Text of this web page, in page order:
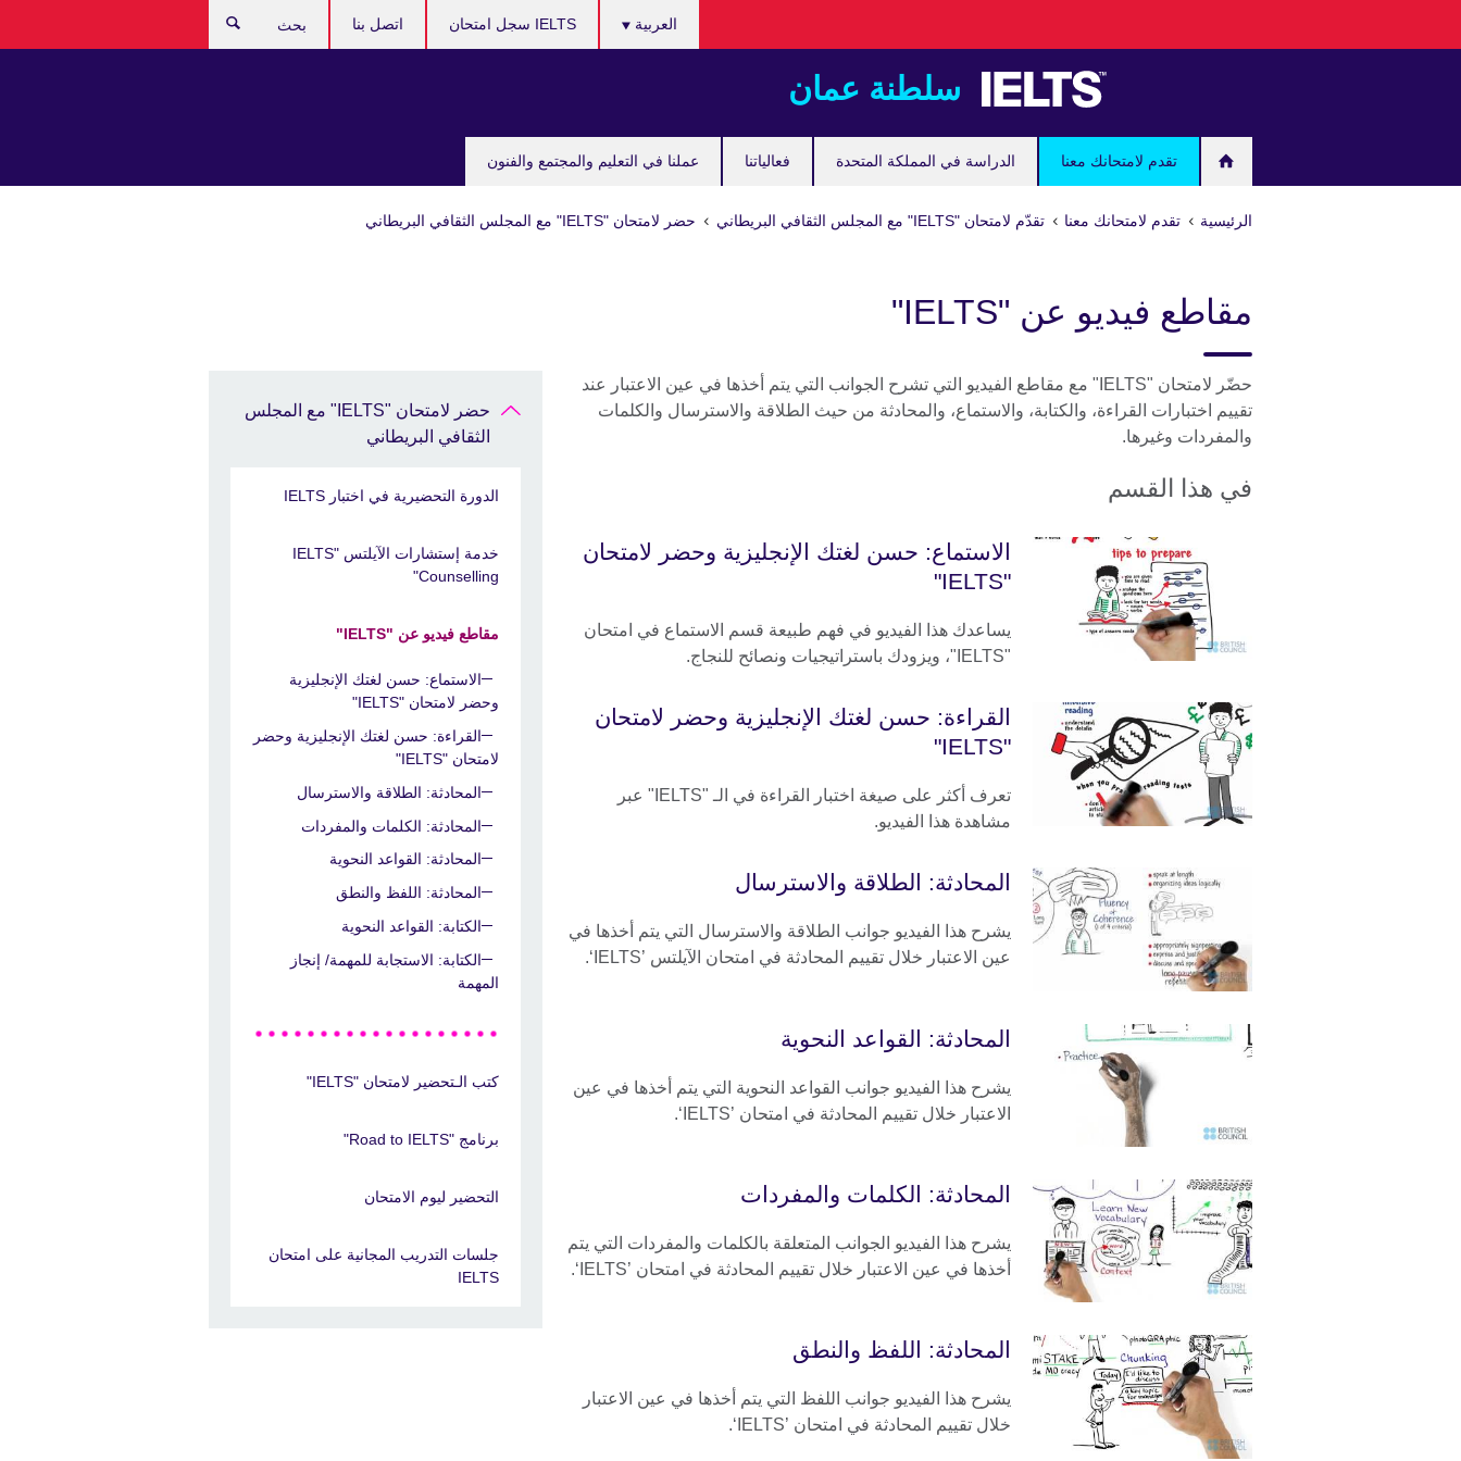
سلطنة عمان
تقدم لامتحانك معنا الدراسة في المملكة المتحدة فعالياتنا عملنا في التعليم والمجتمع والفنون
العربية IELTS سجل امتحان اتصل بنا
الرئيسية تقدم لامتحانك معنا تقدّم لامتحان "IELTS" مع المجلس الثقافي البريطاني حضر لامتحان "IELTS" مع المجلس الثقافي البريطاني
مقاطع فيديو عن "IELTS"
حضّر لامتحان "IELTS" مع مقاطع الفيديو التي تشرح الجوانب التي يتم أخذها في عين الاعتبار عند
تقييم اختبارات القراءة، والكتابة، والاستماع، والمحادثة من حيث الطلاقة والاسترسال والكلمات
والمفردات وغيرها.
في هذا القسم
الاستماع: حسن لغتك الإنجليزية وحضر لامتحان
"IELTS"
يساعدك هذا الفيديو في فهم طبيعة قسم الاستماع في امتحان
"IELTS"، ويزودك باستراتيجيات ونصائح للنجاج.
القراءة: حسن لغتك الإنجليزية وحضر لامتحان
"IELTS"
تعرف أكثر على صيغة اختبار القراءة في الـ "IELTS" عبر
مشاهدة هذا الفيديو.
المحادثة: الطلاقة والاسترسال
يشرح هذا الفيديو جوانب الطلاقة والاسترسال التي يتم أخذها في
عين الاعتبار خلال تقييم المحادثة في امتحان الآيلتس ’IELTS‘.
المحادثة: القواعد النحوية
يشرح هذا الفيديو جوانب القواعد النحوية التي يتم أخذها في عين
الاعتبار خلال تقييم المحادثة في امتحان ’IELTS‘.
المحادثة: الكلمات والمفردات
يشرح هذا الفيديو الجوانب المتعلقة بالكلمات والمفردات التي يتم
أخذها في عين الاعتبار خلال تقييم المحادثة في امتحان ’IELTS‘.
المحادثة: اللفظ والنطق
يشرح هذا الفيديو جوانب اللفظ التي يتم أخذها في عين الاعتبار
خلال تقييم المحادثة في امتحان ’IELTS‘.
حضر لامتحان "IELTS" مع المجلس
الثقافي البريطاني
الدورة التحضيرية في اختبار IELTS
خدمة إستشارات الآيلتس "IELTS
Counselling"
مقاطع فيديو عن "IELTS"
الاستماع: حسن لغتك الإنجليزية
وحضر لامتحان "IELTS"
القراءة: حسن لغتك الإنجليزية وحضر
لامتحان "IELTS"
المحادثة: الطلاقة والاسترسال
المحادثة: الكلمات والمفردات
المحادثة: القواعد النحوية
المحادثة: اللفظ والنطق
الكتابة: القواعد النحوية
الكتابة: الاستجابة للمهمة/ إنجاز
المهمة
كتب الـتحضير لامتحان "IELTS"
برنامج "Road to IELTS"
التحضير ليوم الامتحان
جلسات التدريب المجانية على امتحان
IELTS